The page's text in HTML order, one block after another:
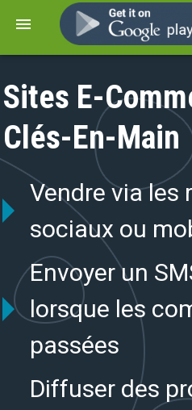
Sites E-
Clés-En-Main
Vendre via les
sociaux ou
Envoyer un
lorsque les
passées
Diffuser des